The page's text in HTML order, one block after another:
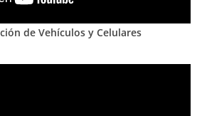
de Vehículos y Celulares